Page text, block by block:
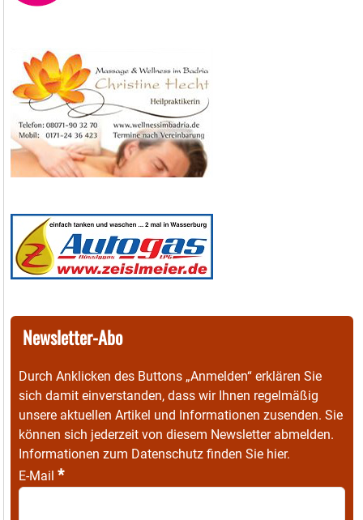
Newsletter-Abo
Durch Anklicken des Buttons „Anmelden“ erklären Sie
sich damit einverstanden, dass wir Ihnen regelmäßig
unsere aktuellen Artikel und Informationen zusenden. Sie
können sich jederzeit von diesem Newsletter abmelden.
Informationen zum Datenschutz finden Sie hier.
E-Mail *